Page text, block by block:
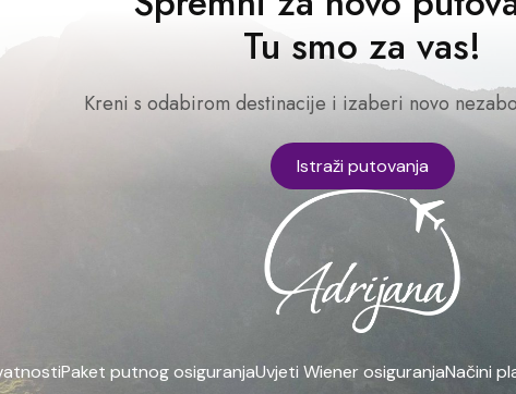
Tu smo za vas!
Kreni s odabirom destinacije i izaberi novo
Istraži putovanja
Paket putnog osiguranjaUvjeti Wiener osiguranjaNačini